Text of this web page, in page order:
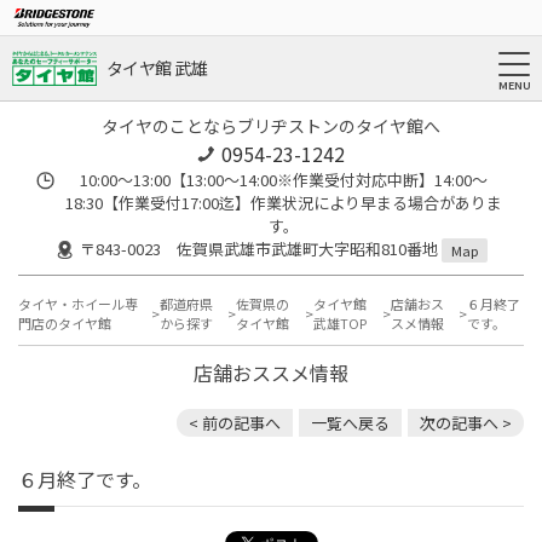
タイヤ館 武雄
タイヤのことならブリヂストンのタイヤ館へ
0954-23-1242
10:00～13:00【13:00～14:00※作業受付対応中断】14:00～
18:30【作業受付17:00迄】作業状況により早まる場合がありま
す。
〒843-0023 佐賀県武雄市武雄町大字昭和810番地
Map
タイヤ・ホイール専
門店のタイヤ館
都道府県
から探す
佐賀県の
タイヤ館
タイヤ館
武雄TOP
店舗おス
スメ情報
６月終了
です。
店舗おススメ情報
< 前の記事へ 一覧へ戻る 次の記事へ >
６月終了です。